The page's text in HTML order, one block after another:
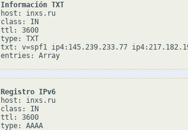
Información TXT
host: inxs.ru
class: IN
ttl: 3600
type: TXT
txt: v=spf1 ip4:145.239.233.77
entries: Array
Registro IPv6
host: inxs.ru
class: IN
ttl: 3600
type: AAAA